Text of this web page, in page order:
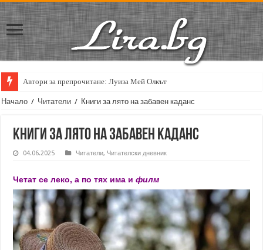
Кирил Кадийски: „Плачът на големия поет винаги е и сила, и
Начало / Читатели / Книги за лято на забавен каданс
Книги за лято на забавен каданс
04.06.2025 Читатели, Читателски дневник
Четат се леко, а по тях има ифилм